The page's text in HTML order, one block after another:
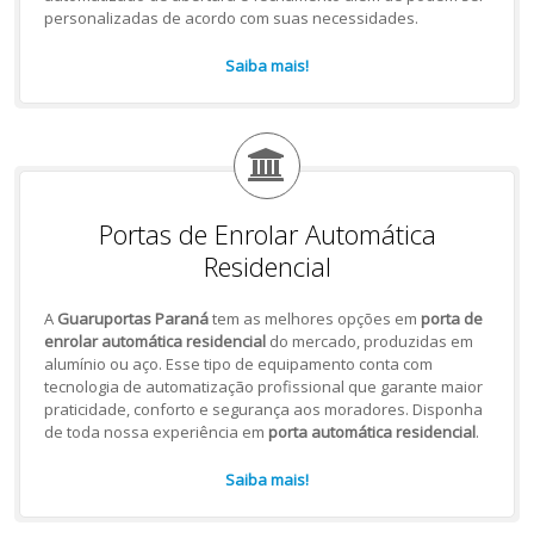
personalizadas de acordo com suas necessidades.
Saiba mais!
Portas de Enrolar Automática
Residencial
A Guaruportas Paranátem as melhores opções em porta de
enrolar automática residencialdo mercado, produzidas em
alumínio ou aço. Esse tipo de equipamento conta com
tecnologia de automatização profissional que garante maior
praticidade, conforto e segurança aos moradores. Disponha
de toda nossa experiência em porta automática residencial.
Saiba mais!